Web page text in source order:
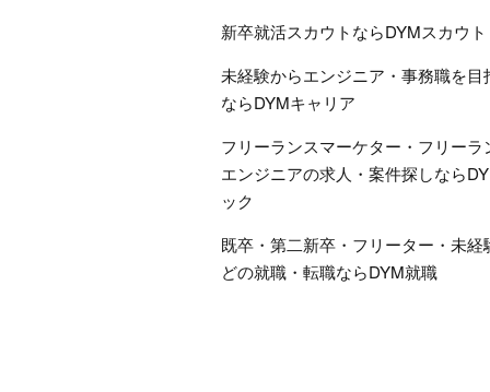
新卒就活スカウトならDYMスカウト
未経験からエンジニア・事務職を目
ならDYMキャリア
フリーランスマーケター・フリーラ
エンジニアの求人・案件探しなら
ック
既卒・第二新卒・フリーター・未経
どの就職・転職ならDYM就職